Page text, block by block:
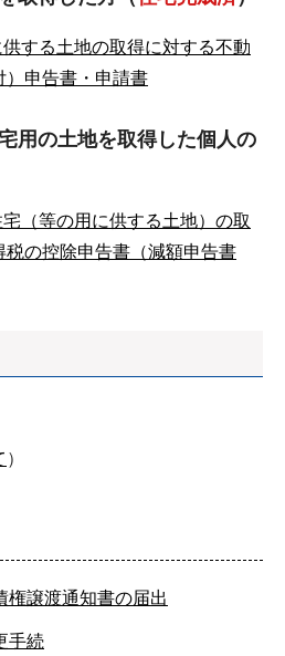
する土地の取得に対する不動
）申告書・申請書
用の土地を取得した個人の
（等の用に供する土地）の取
の控除申告書（減額申告書
）
権譲渡通知書の届出
手続